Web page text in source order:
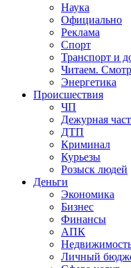
Наука
Официально
Реклама
Спорт
Транспорт и
Читаем.
Энергетика
Происшествия
ЧП
Дежурная
ДТП
Криминал
Курьезы
Розыск людей
Деньги
Экономика
Бизнес
Финансы
АПК
Личный